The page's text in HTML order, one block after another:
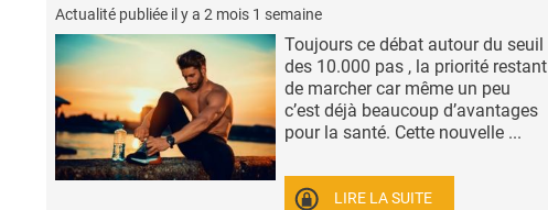
Actualité publiée il y a 2 mois 1 semaine
Toujours ce débat autour du seuil
des 10.000 pas , la priorité restant
de marcher car même un peu
c’est déjà beaucoup d’avantages
pour la santé. Cette nouvelle ...
LIRE LA SUITE